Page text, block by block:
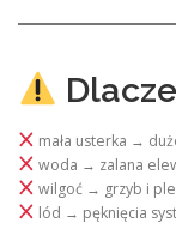
mała usterka →
woda → zalana
wilgoć → grzyb i
lód → pęknięcia